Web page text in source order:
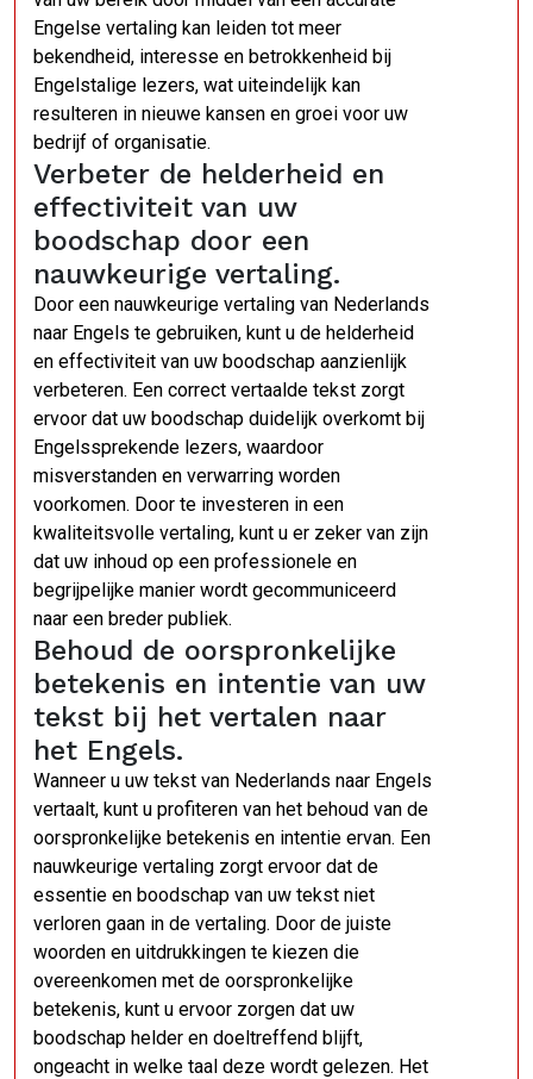
Engelse vertaling kan leiden tot meer
bekendheid, interesse en betrokkenheid bij
Engelstalige lezers, wat uiteindelijk kan
resulteren in nieuwe kansen en groei voor uw
bedrijf of organisatie.
Verbeter de helderheid en
effectiviteit van uw
boodschap door een
nauwkeurige vertaling.
Door een nauwkeurige vertaling van Nederlands
naar Engels te gebruiken, kunt u de helderheid
en effectiviteit van uw boodschap aanzienlijk
verbeteren. Een correct vertaalde tekst zorgt
ervoor dat uw boodschap duidelijk overkomt bij
Engelssprekende lezers, waardoor
misverstanden en verwarring worden
voorkomen. Door te investeren in een
kwaliteitsvolle vertaling, kunt u er zeker van zijn
dat uw inhoud op een professionele en
begrijpelijke manier wordt gecommuniceerd
naar een breder publiek.
Behoud de oorspronkelijke
betekenis en intentie van uw
tekst bij het vertalen naar
het Engels.
Wanneer u uw tekst van Nederlands naar Engels
vertaalt, kunt u profiteren van het behoud van de
oorspronkelijke betekenis en intentie ervan. Een
nauwkeurige vertaling zorgt ervoor dat de
essentie en boodschap van uw tekst niet
verloren gaan in de vertaling. Door de juiste
woorden en uitdrukkingen te kiezen die
overeenkomen met de oorspronkelijke
betekenis, kunt u ervoor zorgen dat uw
boodschap helder en doeltreffend blijft,
ongeacht in welke taal deze wordt gelezen. Het